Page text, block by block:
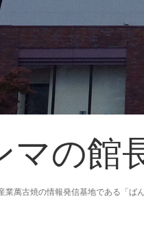
マの館
萬古焼の情報発信基地である「ば